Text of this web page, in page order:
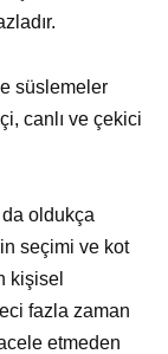
süslemeler
canlı ve çekici
da oldukça
seçimi ve kot
kişisel
fazla zaman
etmeden